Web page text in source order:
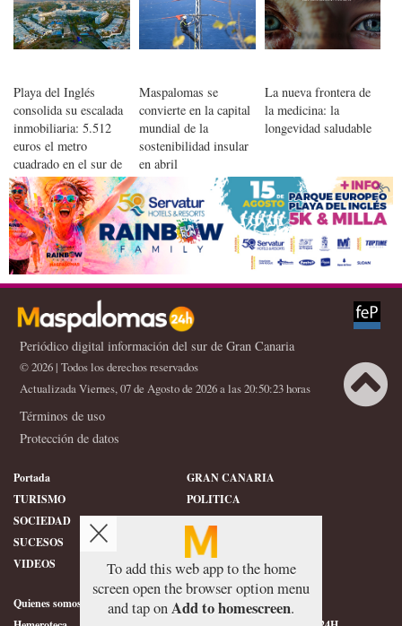
‘Espectáculo del
Mundo’
Playa del Inglés
consolida su escalada
inmobiliaria: 5.512
euros el metro
cuadrado en el sur de
Gran Canaria
Maspalomas se
convierte en la capital
mundial de la
sostenibilidad insular
en abril
La nueva frontera de
la medicina: la
longevidad saludable
Periódico digital información del sur de Gran Canaria
© 2026 | Todos los derechos reservados
Actualizada Viernes, 07 de Agosto de 2026 a las 20:50:23 horas
Términos de uso
Protección de datos
Portada
GRAN CANARIA
TURISMO
POLITICA
SOCIEDAD
DEPORTES
SUCESOS
HISTORIA
VIDEOS
CONFIDENCIAL
Quienes somos
SERVICIOS
To add this web app to the home
screen open the browser option menu
and tap onAdd to homescreen.